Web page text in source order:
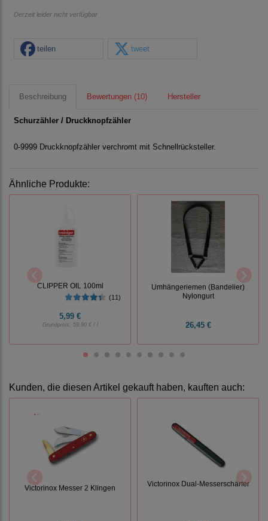
Derzeit leider nicht verfügbar
teilen tweet
Beschreibung Bewertungen (10) Hersteller
Schurzähler / Druckknopfzähler
0-9999 Druckknopfzähler verchromt mit Schnellrücksteller.
Ähnliche Produkte:
CLIPPER OIL 100ml
(11)
5,99 €
Grundpreis: 59,90 € / l
Umhängeriemen (Bandelier)
Nylongurt
26,45 €
Kunden, die diesen Artikel gekauft haben, kauften auch:
Victorinox Messer 2 Klingen
Victorinox Dual-Messerschärfer